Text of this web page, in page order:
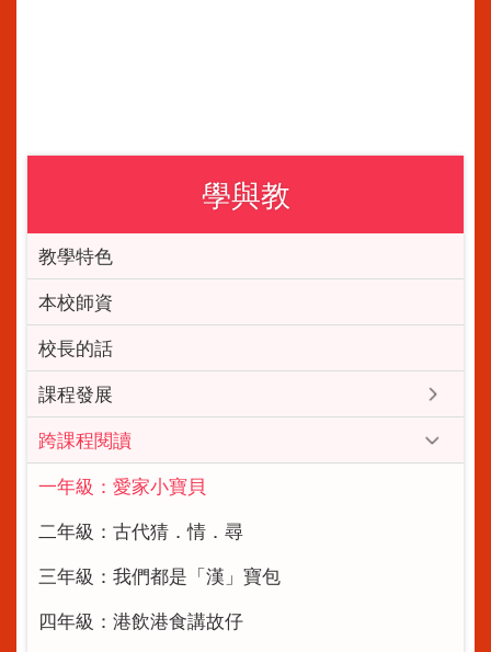
學與教
教學特色
本校師資
校長的話
課程發展
跨課程閱讀
一年級：愛家小寶貝
二年級：古代猜．情．尋
三年級：我們都是「漢」寶包
四年級：港飲港食講故仔